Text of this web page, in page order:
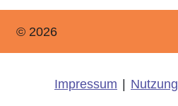
© 2026
Impressum Nutzung